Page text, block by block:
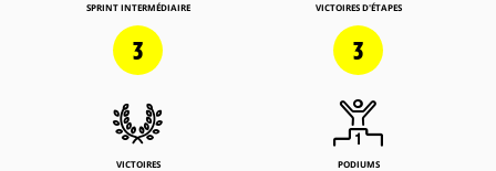
SPRINT INTERMÉDIAIRE
3
VICTOIRES D'ÉTAPES
3
VICTOIRES PODIUMS